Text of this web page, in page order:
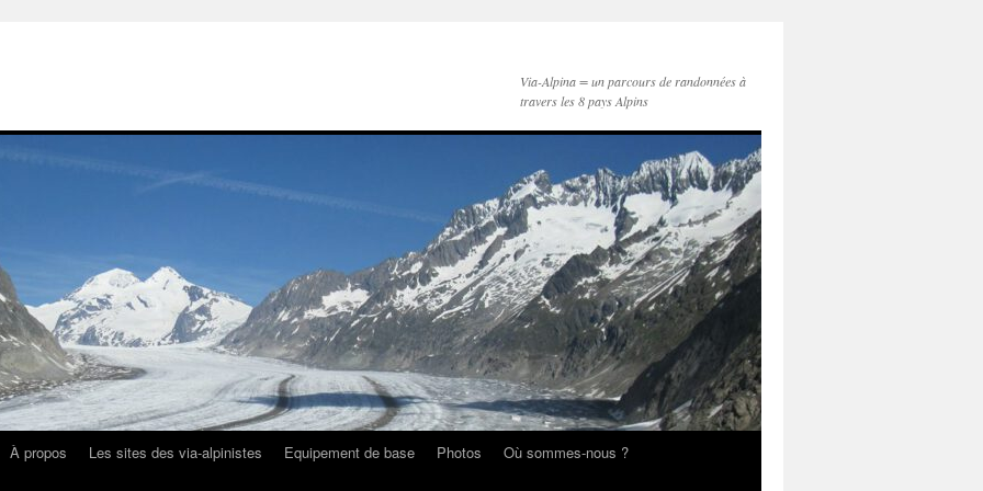
Via-Alpina = un parcours de randonnées à
travers les 8 pays Alpins
À propos Les sites des via-alpinistes Equipement de base Photos
Où sommes-nous ?